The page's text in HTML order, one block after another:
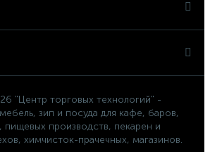
"Центр торговых технологий" -
зип и посуда для кафе, баров,
пищевых производств, пекарен и
химчисток-прачечных, магазинов.